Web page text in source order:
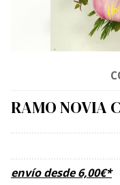
RAMO NOVIA
envío desde6,00€*